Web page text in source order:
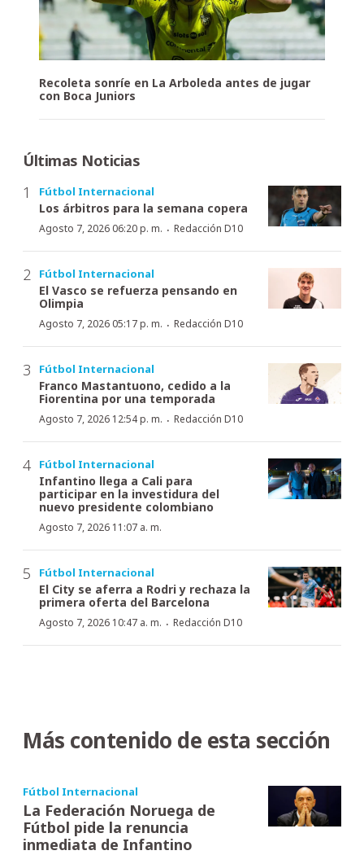
Recoleta sonríe en La Arboleda antes de jugar
con Boca Juniors
Últimas Noticias
Fútbol Internacional
Los árbitros para la semana copera
Agosto 7, 2026 06:20 p. m. · Redacción D10
Fútbol Internacional
El Vasco se refuerza pensando en
Olimpia
Agosto 7, 2026 05:17 p. m. · Redacción D10
Fútbol Internacional
Franco Mastantuono, cedido a la
Fiorentina por una temporada
Agosto 7, 2026 12:54 p. m. · Redacción D10
Fútbol Internacional
Infantino llega a Cali para
participar en la investidura del
nuevo presidente colombiano
Agosto 7, 2026 11:07 a. m.
Fútbol Internacional
El City se aferra a Rodri y rechaza la
primera oferta del Barcelona
Agosto 7, 2026 10:47 a. m. · Redacción D10
Más contenido de esta sección
Fútbol Internacional
La Federación Noruega de
Fútbol pide la renuncia
inmediata de Infantino